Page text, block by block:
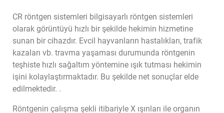
CR röntgen sistemleri bilgisayarlı röntgen sistemleri
olarak görüntüyü hızlı bir şekilde hekimin hizmetine
sunan bir cihazdır. Evcil hayvanların hastalıkları, trafik
kazaları vb. travma yaşaması durumunda röntgenin
teşhiste hızlı sağaltım yöntemine ışık tutması hekimin
işini kolaylaştırmaktadır. Bu şekilde net sonuçlar elde
edilmektedir. .
Röntgenin çalışma şekli itibariyle X ışınları ile organın